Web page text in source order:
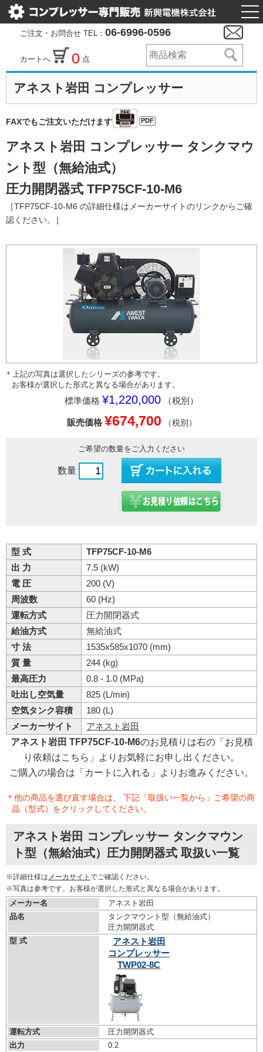
ご注文・お問合せ TEL： 06-6996-0596
カートへ 0 点
アネスト岩田 コンプレッサー
FAXでもご注文いただけます PDF
アネスト岩田 コンプレッサー タンクマウ
ント型（無給油式）
圧力開閉器式 TFP75CF-10-M6
［TFP75CF-10-M6 の詳細仕様はメーカーサイトのリンクからご確
認ください。］
＊上記の写真は選択したシリーズの参考です。
お客様が選択した形式と異なる場合があります。
標準価格 ¥1,220,000 （税別）
販売価格 ¥674,700 （税別）
ご希望の数量をご入力ください
数量
型 式
TFP75CF-10-M6
出 力
7.5 (kW)
電 圧
200 (V)
周波数
60 (Hz)
運転方式
圧力開閉器式
給油方式
無給油式
寸 法
1535x585x1070 (mm)
質 量
244 (kg)
最高圧力
0.8 - 1.0 (MPa)
吐出し空気量
825 (L/min)
空気タンク容積
180 (L)
メーカーサイト
アネスト岩田
アネスト岩田 TFP75CF-10-M6のお見積りは右の「お見積
り依頼はこちら」よりお気軽にお申し出ください。
ご購入の場合は「カートに入れる」よりお進みください。
＊他の商品を選び直す場合は、 下記「取扱い一覧から」ご希望の商
品（型式）をクリックしてください。
アネスト岩田 コンプレッサー タンクマウン
ト型（無給油式）圧力開閉器式 取扱い一覧
※詳細仕様は メーカサイト でご確認ください。
※写真は参考です。お客様が選択した形式と異なる場合があります。
メーカー名
アネスト岩田
品名
タンクマウント型（無給油式）
圧力開閉器式
型 式
アネスト岩田
コンプレッサー
TWP02-8C
運転方式
圧力開閉器式
出力
0.2